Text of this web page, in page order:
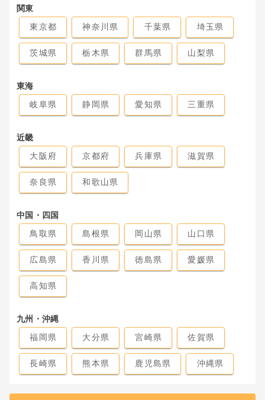
関東
東京都
神奈川県 千葉県 埼玉県
茨城県 栃木県 群馬県 山梨県
東海
岐阜県
静岡県 愛知県 三重県
近畿
大阪府
京都府 兵庫県 滋賀県
奈良県 和歌山県
中国・四国
鳥取県
島根県 岡山県 山口県
広島県 香川県 徳島県 愛媛県
高知県
九州・沖縄
福岡県
大分県 宮崎県 佐賀県
長崎県 熊本県 鹿児島県 沖縄県